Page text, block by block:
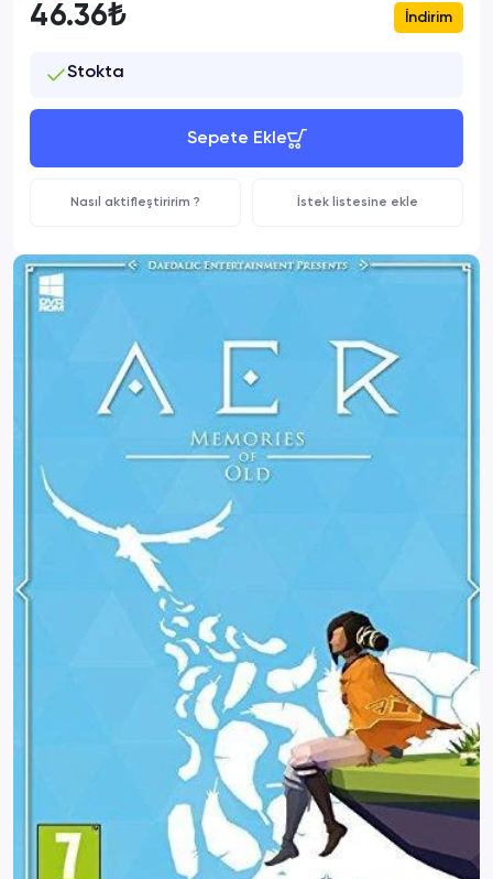
46.36₺ İndirim
Stokta
Sepete Ekle
Nasıl aktifleştiririm ? İstek listesine ekle